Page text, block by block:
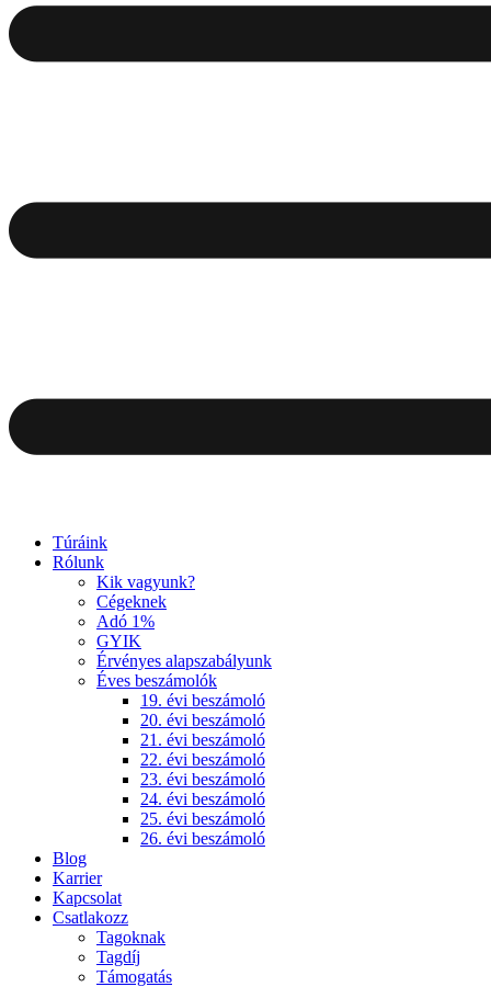
Túráink
Rólunk
Kik vagyunk?
Cégeknek
Adó 1%
GYIK
Érvényes alapszabályunk
Éves beszámolók
19. évi beszámoló
20. évi beszámoló
21. évi beszámoló
22. évi beszámoló
23. évi beszámoló
24. évi beszámoló
25. évi beszámoló
26. évi beszámoló
Blog
Karrier
Kapcsolat
Csatlakozz
Tagoknak
Tagdíj
Támogatás